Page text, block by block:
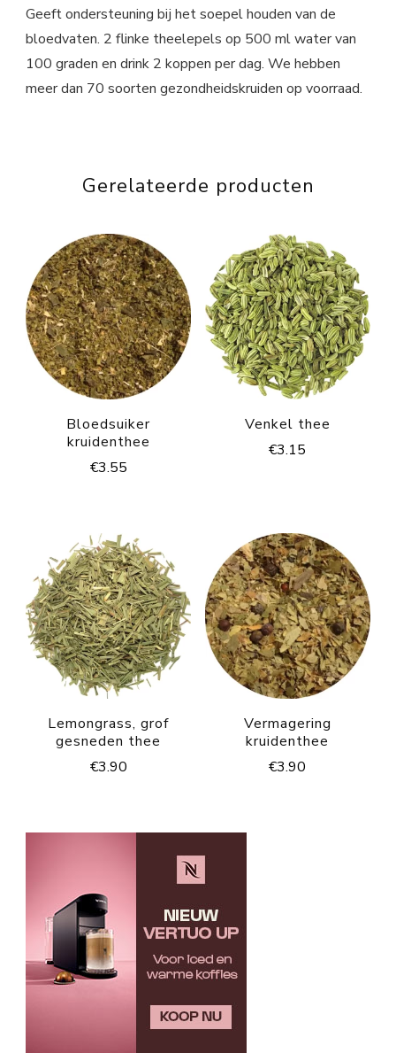
Geeft ondersteuning bij het soepel houden van de
bloedvaten. 2 flinke theelepels op 500 ml water van
100 graden en drink 2 koppen per dag. We hebben
meer dan 70 soorten gezondheidskruiden op voorraad.
Gerelateerde producten
Bloedsuiker
kruidenthee
€3.55
Venkel thee
€3.15
Lemongrass, grof
gesneden thee
€3.90
Vermagering
kruidenthee
€3.90